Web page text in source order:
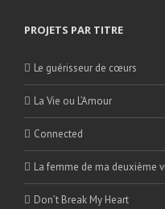
PROJETS PAR TITRE
Le guérisseur de cœurs
La Vie ou L’Amour
Connected
La femme de ma deuxième
Don’t Break My Heart